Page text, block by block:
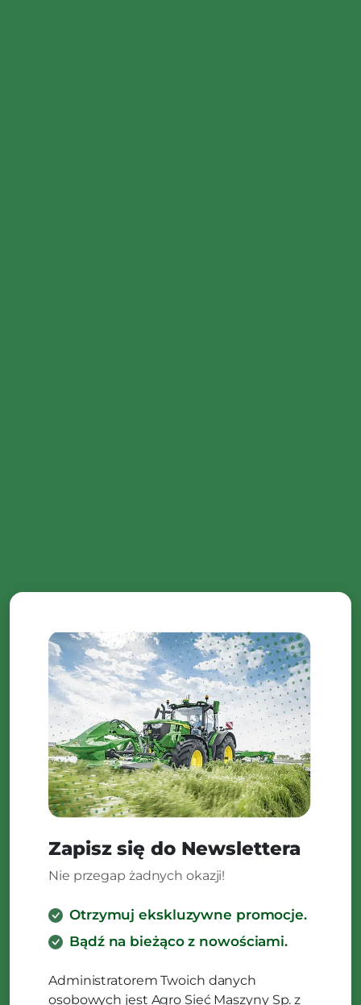
Zapisz się do Newslettera
Nie przegap żadnych okazji!
Otrzymuj ekskluzywne promocje.
Bądź na bieżąco z nowościami.
Administratorem Twoich danych
osobowych jest Agro Sieć Maszyny Sp. z